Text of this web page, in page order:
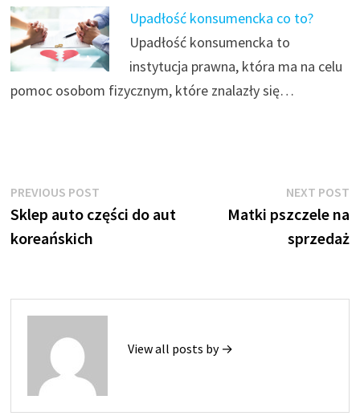
Upadłość konsumencka co to?
Upadłość konsumencka to
instytucja prawna, która ma na celu
pomoc osobom fizycznym, które znalazły się…
Nawigacja
wpisu
PREVIOUS POSTPrevious
post:
Sklep auto części do aut
koreańskich
NEXT POST
Matki pszczele na
sprzedaż
View all posts by →